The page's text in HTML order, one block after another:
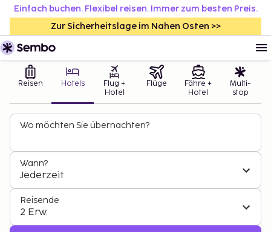
Einfach buchen. Flexibel reisen. Immer zum besten Preis.
Zur Sicherheitslage im Nahen Osten >>
Reisen Hotels
Flug +
Hotel
Flüge
Fähre +
Hotel
Multi-
stop
Wo möchten Sie übernachten?
Wann?
Jederzeit
Reisende
2 Erw.